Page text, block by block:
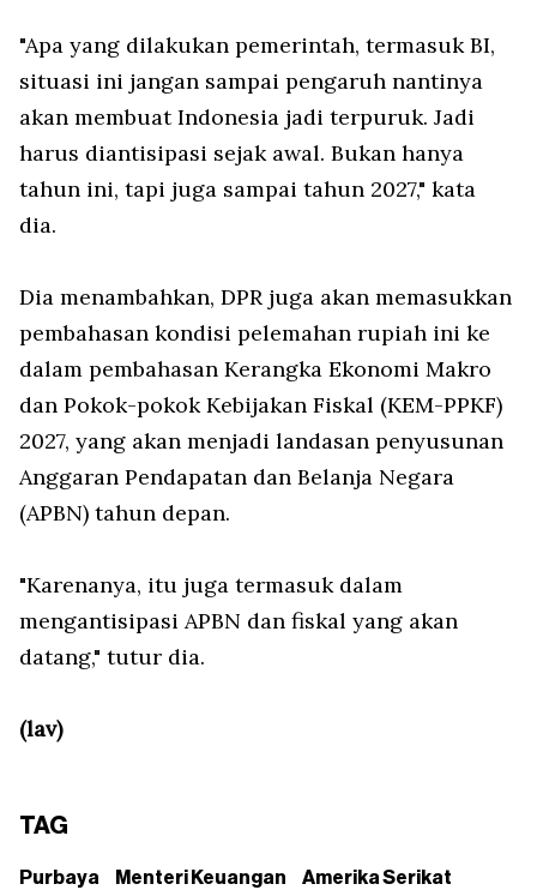
"Apa yang dilakukan pemerintah, termasuk BI,
situasi ini jangan sampai pengaruh nantinya
akan membuat Indonesia jadi terpuruk. Jadi
harus diantisipasi sejak awal. Bukan hanya
tahun ini, tapi juga sampai tahun 2027," kata
dia.
Dia menambahkan, DPR juga akan memasukkan
pembahasan kondisi pelemahan rupiah ini ke
dalam pembahasan Kerangka Ekonomi Makro
dan Pokok-pokok Kebijakan Fiskal (KEM-PPKF)
2027, yang akan menjadi landasan penyusunan
Anggaran Pendapatan dan Belanja Negara
(APBN) tahun depan.
"Karenanya, itu juga termasuk dalam
mengantisipasi APBN dan fiskal yang akan
datang," tutur dia.
(lav)
TAG
Purbaya Menteri Keuangan Amerika Serikat